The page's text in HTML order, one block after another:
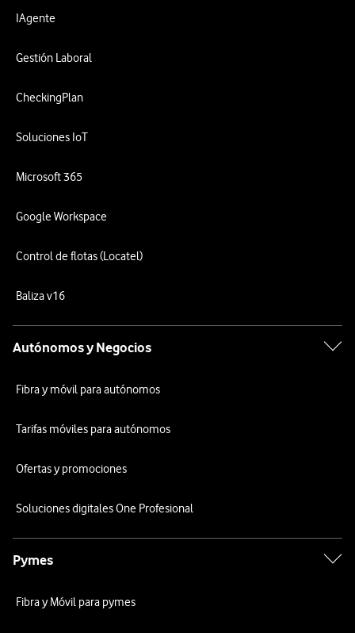
IAgente
Gestión Laboral
CheckingPlan
Soluciones IoT
Microsoft 365
Google Workspace
Control de flotas (Locatel)
Baliza v16
Autónomos y Negocios
Fibra y móvil para autónomos
Tarifas móviles para autónomos
Ofertas y promociones
Soluciones digitales One Profesional
Pymes
Fibra y Móvil para pymes